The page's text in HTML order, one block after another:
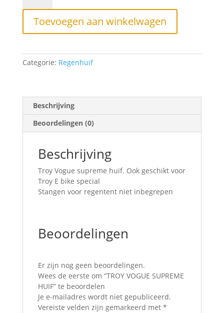
SUPREME
HUIF
aantal
Toevoegen aan winkelwagen
Categorie: Regenhuif
Beschrijving
Beoordelingen (0)
Beschrijving
Troy Vogue supreme huif. Ook geschikt voor
Troy E bike special
Stangen voor regentent niet inbegrepen
Beoordelingen
Er zijn nog geen beoordelingen.
Wees de eerste om “TROY VOGUE SUPREME
HUIF” te beoordelen
Je e-mailadres wordt niet gepubliceerd.
Vereiste velden zijn gemarkeerd met *